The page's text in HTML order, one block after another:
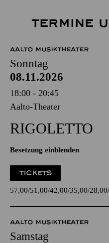
TERMINE
AALTO MUSIKTHEATER
Sonntag
08.11.2026
18:00 - 20:45
Aalto-Theater
RIGO­LETTO
Besetzung einblenden
TICKETS
57,00 51,00 42,00 35,00 28,00
AALTO MUSIKTHEATER
Samstag